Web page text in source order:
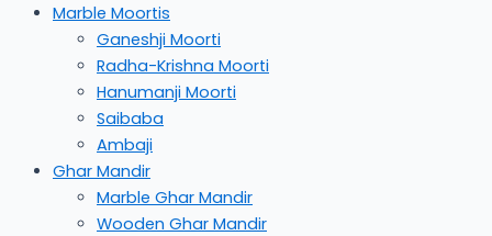
Marble Moortis
Ganeshji Moorti
Radha-Krishna Moorti
Hanumanji Moorti
Saibaba
Ambaji
Ghar Mandir
Marble Ghar Mandir
Wooden Ghar Mandir